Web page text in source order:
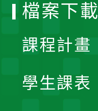
檔案下載
課程計畫
學生課表